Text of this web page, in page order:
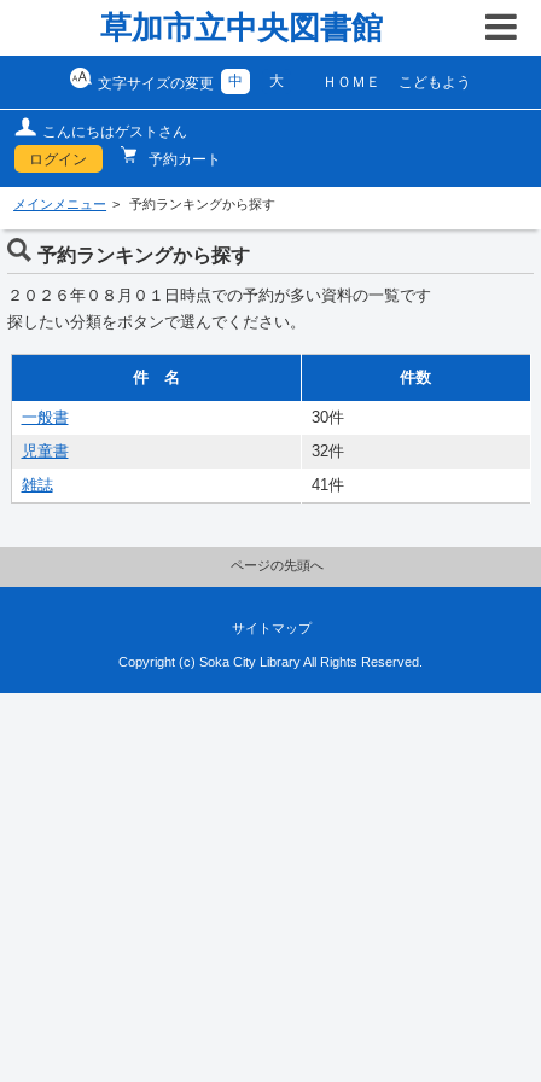
草加市立中央図書館
文字サイズの変更 中 大 ＨＯＭＥ こどもよう
こんにちはゲストさん
ログイン
予約カート
メインメニュー 予約ランキングから探す
予約ランキングから探す
２０２６年０８月０１日時点での予約が多い資料の一覧です
探したい分類をボタンで選んでください。
件 名 件数
一般書
30件
児童書
32件
雑誌
41件
ページの先頭へ
サイトマップ
Copyright (c) Soka City Library All Rights Reserved.